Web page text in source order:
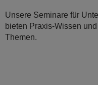
Unsere Seminare für
bieten Praxis-Wissen
Themen.